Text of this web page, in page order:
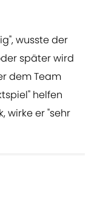
wusste der
später wird
dem Team
helfen
wirke er "sehr